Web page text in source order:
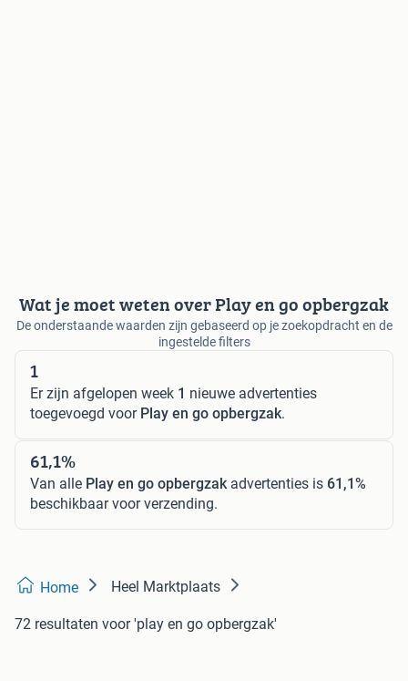
Wat je moet weten over Play en go opbergzak
De onderstaande waarden zijn gebaseerd op je zoekopdracht en de
ingestelde filters
1
Er zijn afgelopen week 1 nieuwe advertenties
toegevoegd voor Play en go opbergzak.
61,1%
Van alle Play en go opbergzakadvertenties is 61,1%
beschikbaar voor verzending.
Home Heel Marktplaats
72 resultaten voor 'play en go opbergzak'